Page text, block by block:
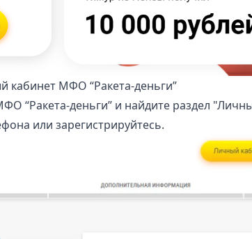
кабинет МФО “Ракета-деньги”
“Ракета-деньги” и найдите раздел
или зарегистрируйтесь.